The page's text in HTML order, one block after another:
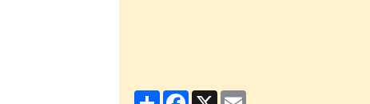
PartagerFacebook
X